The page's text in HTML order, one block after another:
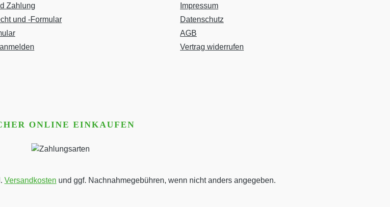
Zahlung
und -Formular
Impressum
Datenschutz
AGB
Vertrag widerrufen
ONLINE EINKAUFEN
Versandkosten und ggf. Nachnahmegebühren, wenn nicht anders angegeben.